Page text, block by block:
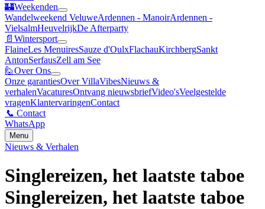
🏰Weekenden
Wandelweekend VeluweArdennen - ManoirArdennen -
VielsalmHeuvelrijkDe Afterparty
📄 Wintersport
FlaineLes MenuiresSauze d'OulxFlachauKirchbergSankt
AntonSerfausZell am See
🙋Over Ons
Onze garantiesOver VillaVibesNieuws &
verhalenVacaturesOntvang nieuwsbriefVideo'sVeelgestelde
vragenKlantervaringenContact
📞 Contact
WhatsApp
Menu
Nieuws & Verhalen
Singlereizen, het laatste taboe
Singlereizen, het laatste taboe